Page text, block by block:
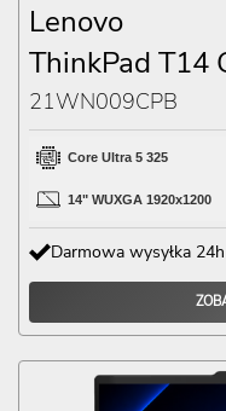
Lenovo
ThinkPad T14
21WN009CPB
Core Ultra 5 325
14" WUXGA 1920x1200
Darmowa wysyłka 24h